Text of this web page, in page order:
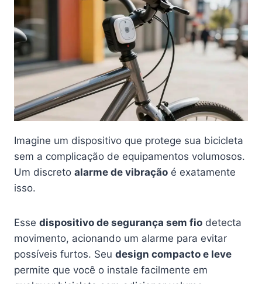
Imagine um dispositivo que protege sua bicicleta
sem a complicação de equipamentos volumosos.
Um discreto alarme de vibração é exatamente
isso.
Esse dispositivo de segurança sem fio detecta
movimento, acionando um alarme para evitar
possíveis furtos. Seu design compacto e leve
permite que você o instale facilmente em